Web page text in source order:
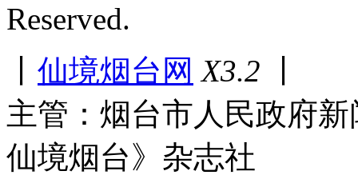
Reserved.
仙境烟台网 X3.2
主管：烟台市人民政府
仙境烟台》杂志社